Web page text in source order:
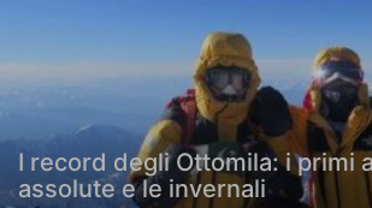
I record degli Ottomila: i primi
assolute e le invernali